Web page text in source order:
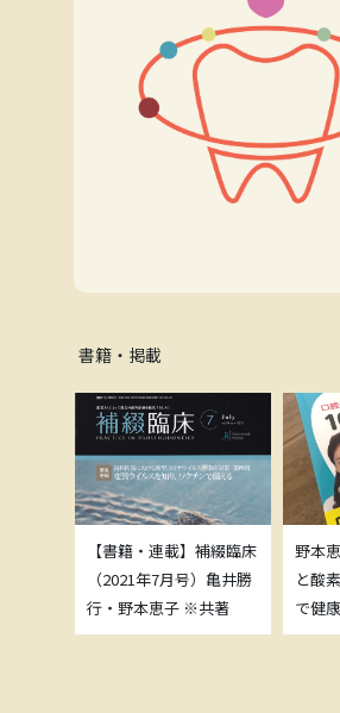
書籍・掲載
【書籍・連載】補綴臨床
（2021年7月号）亀井勝
行・野本恵子 ※共著
野本
と酸
で健